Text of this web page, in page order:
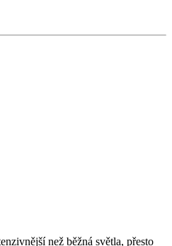
než běžná světla, přesto